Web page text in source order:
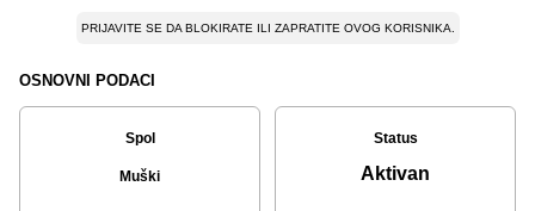
PRIJAVITE SE DA BLOKIRATE ILI ZAPRATITE OVOG KORISNIKA.
OSNOVNI PODACI
Spol
Muški
Status
Aktivan